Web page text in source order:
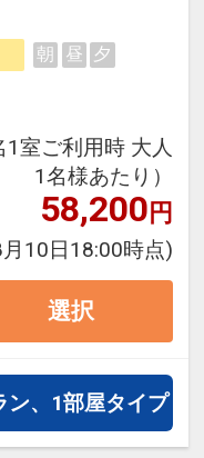
いるような安
ます。
朝 昼 夕
1室ご利用時 大人
1名様あたり）
58,200円
10日18:00時点)
選択
ン、1部屋タイプ